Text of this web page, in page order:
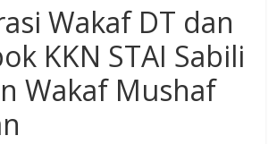
Wakaf DT dan
KKN STAI Sabili
Wakaf Mushaf